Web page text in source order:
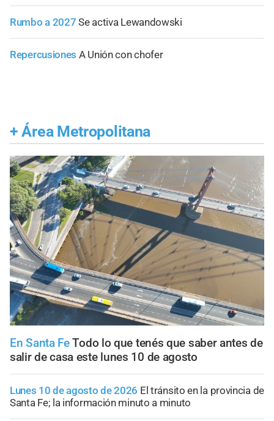
Rumbo a 2027 Se activa Lewandowski
Repercusiones A Unión con chofer
+ Área Metropolitana
En Santa FeTodo lo que tenés que saber antes de
salir de casa este lunes 10 de agosto
Lunes 10 de agosto de 2026 El tránsito en la provincia de
Santa Fe; la información minuto a minuto